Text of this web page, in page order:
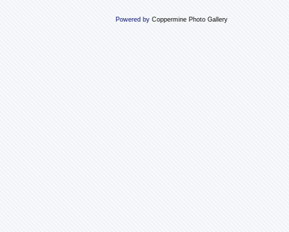
Powered by Coppermine Photo Gallery